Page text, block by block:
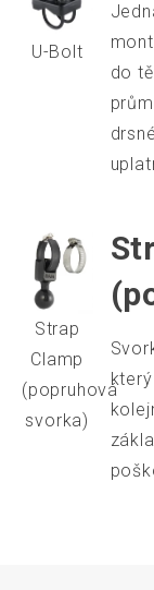
U-Bolt
do
Strap
Clamp
(popruhová
svorka)